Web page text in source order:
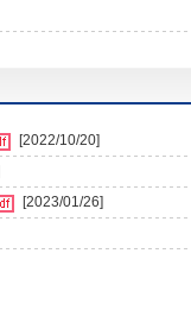
[2022/10/20]
[2023/01/26]